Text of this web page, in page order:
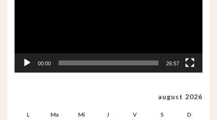
00:00 26:57
august 2026
L Ma Mi J V S D